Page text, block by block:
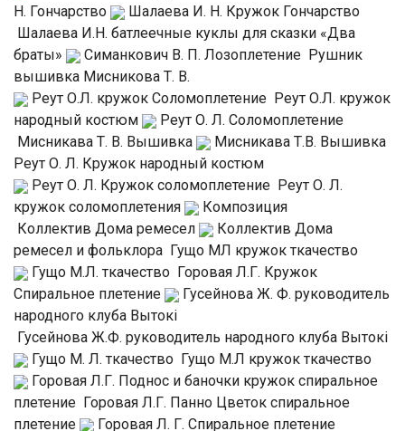
Н. Гончарство
Шалаева И. Н. Кружок Гончарство
Шалаева И.Н. батлеечные куклы для сказки «Два
браты»
Симанкович В. П. Лозоплетение Рушник
вышивка Мисникова Т. В.
Реут О.Л. кружок Соломоплетение Реут О.Л. кружок
народный костюм
Реут О. Л. Соломоплетение
Мисникава Т. В. Вышивка
Мисникава Т.В. Вышивка
Реут О. Л. Кружок народный костюм
Реут О. Л. Кружок соломоплетение Реут О. Л.
кружок соломоплетения
Композиция
Коллектив Дома ремесел
Коллектив Дома
ремесел и фольклора Гущо МЛ кружок ткачество
Гущо М.Л. ткачество Горовая Л.Г. Кружок
Спиральное плетение
Гусейнова Ж. Ф. руководитель
народного клуба Вытокі
Гусейнова Ж.Ф. руководитель народного клуба Вытокі
Гущо М. Л. ткачество Гущо М.Л кружок ткачество
Горовая Л.Г. Поднос и баночки кружок спиральное
плетение Горовая Л.Г. Панно Цветок спиральное
плетение
Горовая Л. Г. Спиральное плетение